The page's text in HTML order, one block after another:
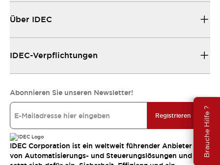
Brauche Hilfe ?
Über IDEC
IDEC-Verpflichtungen
Abonnieren Sie unseren Newsletter!
Registrieren
IDEC Corporation ist ein weltweit führender Anbieter
von Automatisierungs- und Steuerungslösungen und